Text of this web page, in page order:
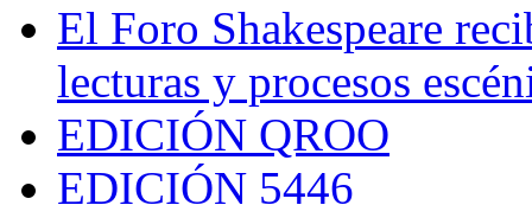
El Foro Shakespeare
lecturas y procesos
EDICIÓN QROO
EDICIÓN 5446